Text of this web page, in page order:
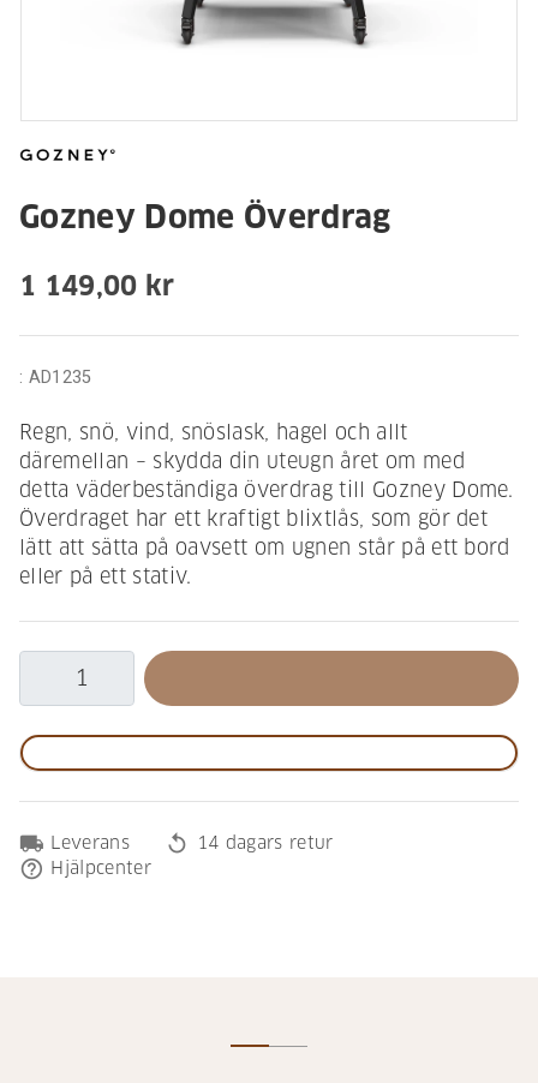
Gozney Dome Överdrag
1 149,00 kr
: AD1235
Regn, snö, vind, snöslask, hagel och allt
däremellan – skydda din uteugn året om med
detta väderbeständiga överdrag till Gozney Dome.
Överdraget har ett kraftigt blixtlås, som gör det
lätt att sätta på oavsett om ugnen står på ett bord
eller på ett stativ.
local_shipping Leverans replay 14 dagars retur
help_outline Hjälpcenter